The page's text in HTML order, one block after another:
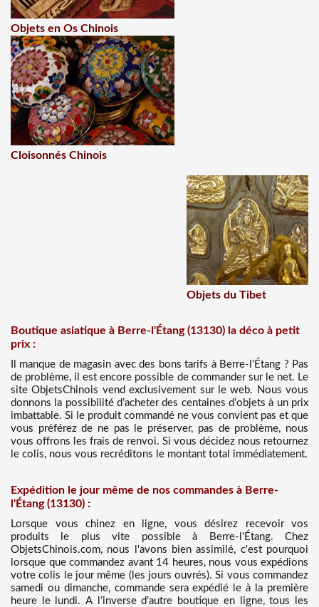
Objets en Os Chinois
Cloisonnés Chinois
Objets du Tibet
Boutique asiatique à Berre-l'Étang (13130) la déco à petit
prix :
Il manque de magasin avec des bons tarifs à Berre-l'Étang ? Pas
de problème, il est encore possible de commander sur le net. Le
site ObjetsChinois vend exclusivement sur le web. Nous vous
donnons la possibilité d’acheter des centaines d’objets à un prix
imbattable. Si le produit commandé ne vous convient pas et que
vous préférez de ne pas le préserver, pas de problème, nous
vous offrons les frais de renvoi. Si vous décidez nous retournez
le colis, nous vous recréditons le montant total immédiatement.
Expédition le jour même de nos commandes à Berre-
l'Étang (13130) :
Lorsque vous chinez en ligne, vous désirez recevoir vos
produits le plus vite possible à Berre-l'Étang. Chez
ObjetsChinois.com, nous l'avons bien assimilé, c'est pourquoi
lorsque que commandez avant 14 heures, nous vous expédions
votre colis le jour même (les jours ouvrés). Si vous commandez
samedi ou dimanche, commande sera expédié le à la première
heure le lundi. A l’inverse d’autre boutique en ligne, tous les